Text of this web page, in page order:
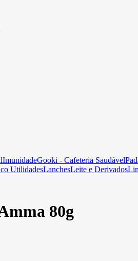
ImunidadeGooki - Cafeteria Saudável
UtilidadesLanchesLeite e Derivados
80g